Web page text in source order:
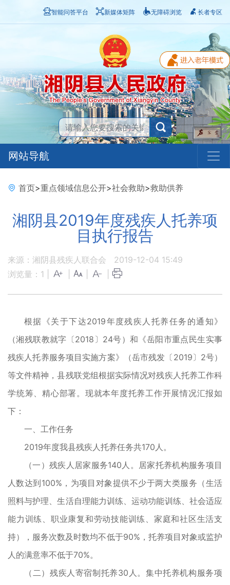
智能问答平台 新媒体矩阵 无障碍浏览 长者专区
网站导航
首页>重点领域信息公开>社会救助>救助供养
湘阴县2019年度残疾人托养项
目执行报告
来源：湘阴县残疾人联合会
2019-12-04 15:49
浏览量： 1
根据《关于下达2019年度残疾人托养任务的通知》
（湘残联教就字〔2018〕24号）和《岳阳市重点民生实事
残疾人托养服务项目实施方案》（岳市残发〔2019〕2号）
等文件精神，县残联党组根据实际情况对残疾人托养工作科
学统筹、精心部署。现就本年度托养工作开展情况汇报如
下：
一、工作任务
2019年度我县残疾人托养任务共170人。
（一）残疾人居家服务140人。居家托养机构服务项目
人数达到100%，为项目对象提供不少于两大类服务（生活
照料与护理、生活自理能力训练、运动功能训练、社会适应
能力训练、职业康复和劳动技能训练、家庭和社区生活支
持），服务次数及时数均不低于90%，托养项目对象或监护
人的满意率不低于70%。
（二）残疾人寄宿制托养30人。集中托养机构服务项